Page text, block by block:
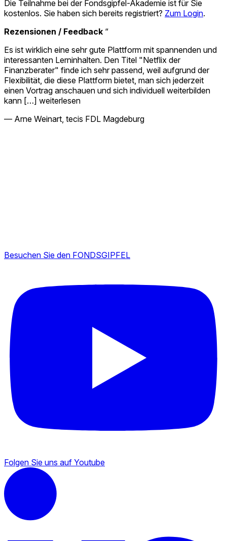
Die Teilnahme bei der Fondsgipfel-Akademie ist für Sie
kostenlos. Sie haben sich bereits registriert? Zum Login.
Rezensionen / Feedback “
Es ist wirklich eine sehr gute Plattform mit spannenden und
interessanten Lerninhalten. Den Titel "Netflix der
Finanzberater" finde ich sehr passend, weil aufgrund der
Flexibilität, die diese Plattform bietet, man sich jederzeit
einen Vortrag anschauen und sich individuell weiterbilden
kann […] weiterlesen
— Arne Weinart, tecis FDL Magdeburg
Besuchen Sie den FONDSGIPFEL
Folgen Sie uns auf Youtube